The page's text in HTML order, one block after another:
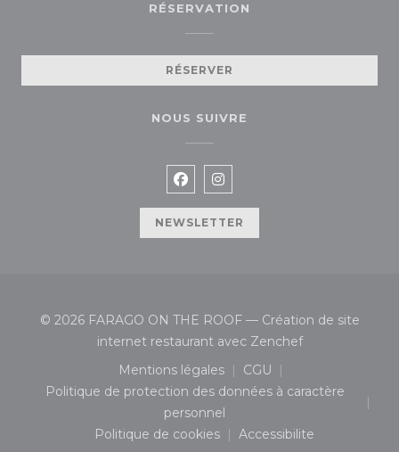
RÉSERVATION
RÉSERVER
NOUS SUIVRE
Facebook ((ouvre une
Instagram ((ouvre une
NEWSLETTER
© 2026 FARAGO ON THE ROOF — Création de site
internet restaurant avec Zenchef((ouvre une
Mentions légales
((ouvre une nouvelle fenêtre))
CGU
((ouvre une nouvelle
Politique de protection des données à caractère
personnel((ouvre une nouvelle fenêtre))
Politique de cookies
((ouvre une nouvelle fenêtre))
Accessibilite
((ouvre une